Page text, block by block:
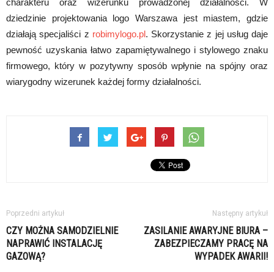
dziedzinie projektowania logo Warszawa jest miastem, gdzie
działają specjaliści z robimylogo.pl. Skorzystanie z jej usług daje
pewność uzyskania łatwo zapamiętywalnego i stylowego znaku
firmowego, który w pozytywny sposób wpłynie na spójny oraz
wiarygodny wizerunek każdej formy działalności.
Poprzedni artykuł
CZY MOŻNA SAMODZIELNIE
NAPRAWIĆ INSTALACJĘ
GAZOWĄ?
Następny artykuł
ZASILANIE AWARYJNE BIURA –
ZABEZPIECZAMY PRACĘ NA
WYPADEK AWARII!